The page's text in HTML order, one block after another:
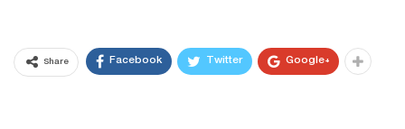
Share Facebook Twitter Google+